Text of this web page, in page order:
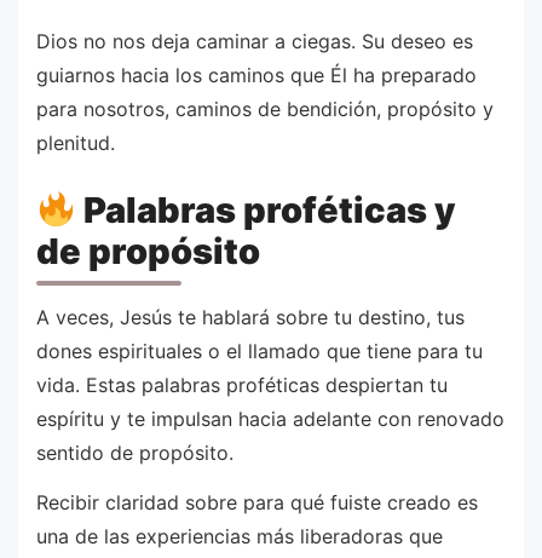
Dios no nos deja caminar a ciegas. Su deseo es
guiarnos hacia los caminos que Él ha preparado
para nosotros, caminos de bendición, propósito y
plenitud.
Palabras proféticas y
de propósito
A veces, Jesús te hablará sobre tu destino, tus
dones espirituales o el llamado que tiene para tu
vida. Estas palabras proféticas despiertan tu
espíritu y te impulsan hacia adelante con renovado
sentido de propósito.
Recibir claridad sobre para qué fuiste creado es
una de las experiencias más liberadoras que